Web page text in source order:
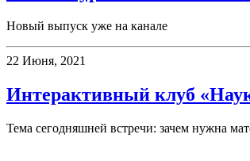
Новый выпуск уже на канале
22 Июня, 2021
Интерактивный клуб
Тема сегодняшней встречи: зачем нужна